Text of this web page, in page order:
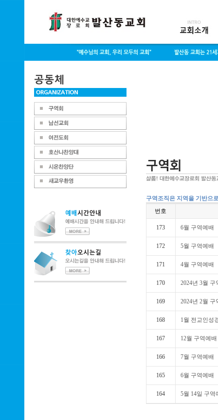
구역조직은 지역을 기반으
번호
173 6월 구역예배
172 5월 구역예배
171 4월 구역예배
170 2024년 3월 구
169 2024년 2월 구
168 1월 전교인성
167 12월 구역예배
166 7월 구역예배
165 6월 구역예배
164 5월 14일 구역